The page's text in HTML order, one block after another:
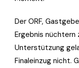
Der ORF,
Ergebnis nüchtern
Unterstützung
Finaleinzug nicht.